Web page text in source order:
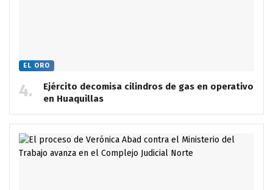
EL ORO
Ejército decomisa cilindros de gas en operativo
en Huaquillas